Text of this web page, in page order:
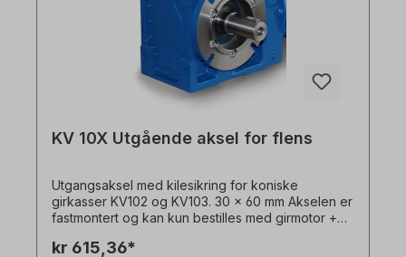
KV 10X Utgående aksel for flens
Utgangsaksel med kilesikring for koniske
girkasser KV102 og KV103. 30 x 60 mm Akselen er
fastmontert og kan kun bestilles med girmotor +
på monteringsposisjon M1). Alle produktbilder er
kr 615,36*